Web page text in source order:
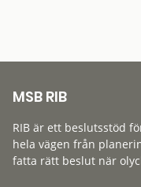
MSB RIB
RIB är ett beslutsstöd
hela vägen från
fatta rätt beslut när